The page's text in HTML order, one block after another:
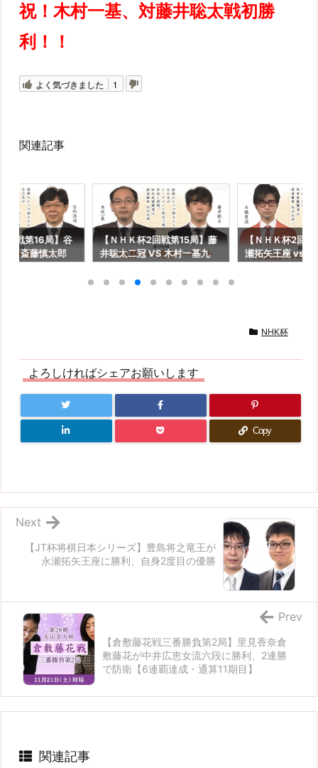
祝！木村一基、対藤井聡太戦初勝
利！！
よく気づきました 1
関連記事
回戦第16局】谷
VS 斎藤慎太郎
【ＮＨＫ杯2回戦第15局】藤
井聡太二冠 VS 木村一基九
【ＮＨＫ杯2回戦
瀬拓矢王座 vs大
NHK杯
よろしければシェアお願いします
Copy
【JT杯将棋日本シリーズ】豊島将之竜王が
永瀬拓矢王座に勝利、自身2度目の優勝
Next
【倉敷藤花戦三番勝負第2局】里見香奈倉
敷藤花が中井広恵女流六段に勝利、2連勝
で防衛【6連覇達成・通算11期目】
Prev
関連記事